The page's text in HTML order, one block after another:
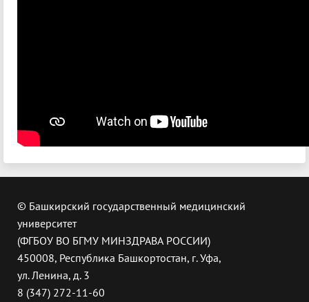
© Башкирский государственный медицинский
университет
(ФГБОУ ВО БГМУ МИНЗДРАВА РОССИИ)
450008, Республика Башкортостан, г. Уфа,
ул. Ленина, д. 3
8 (347) 272-11-60